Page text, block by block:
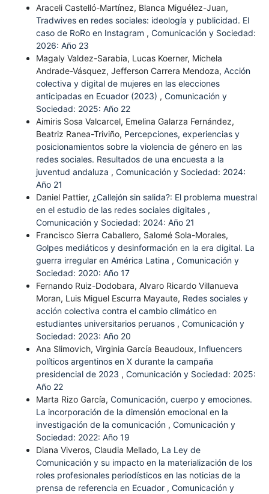
Araceli Castelló-Martínez, Blanca Miguélez-Juan,
Tradwives en redes sociales: ideología y publicidad. El
caso de RoRo en Instagram , Comunicación y Sociedad:
2026: Año 23
Magaly Valdez-Sarabia, Lucas Koerner, Michela
Andrade-Vásquez, Jefferson Carrera Mendoza, Acción
colectiva y digital de mujeres en las elecciones
anticipadas en Ecuador (2023) , Comunicación y
Sociedad: 2025: Año 22
Aimiris Sosa Valcarcel, Emelina Galarza Fernández,
Beatriz Ranea-Triviño, Percepciones, experiencias y
posicionamientos sobre la violencia de género en las
redes sociales. Resultados de una encuesta a la
juventud andaluza , Comunicación y Sociedad: 2024:
Año 21
Daniel Pattier, ¿Callejón sin salida?: El problema muestral
en el estudio de las redes sociales digitales ,
Comunicación y Sociedad: 2024: Año 21
Francisco Sierra Caballero, Salomé Sola-Morales,
Golpes mediáticos y desinformación en la era digital. La
guerra irregular en América Latina , Comunicación y
Sociedad: 2020: Año 17
Fernando Ruiz-Dodobara, Alvaro Ricardo Villanueva
Moran, Luis Miguel Escurra Mayaute, Redes sociales y
acción colectiva contra el cambio climático en
estudiantes universitarios peruanos , Comunicación y
Sociedad: 2023: Año 20
Ana Slimovich, Virginia García Beaudoux, Influencers
políticos argentinos en X durante la campaña
presidencial de 2023 , Comunicación y Sociedad: 2025:
Año 22
Marta Rizo García, Comunicación, cuerpo y emociones.
La incorporación de la dimensión emocional en la
investigación de la comunicación , Comunicación y
Sociedad: 2022: Año 19
Diana Viveros, Claudia Mellado, La Ley de
Comunicación y su impacto en la materialización de los
roles profesionales periodísticos en las noticias de la
prensa de referencia en Ecuador , Comunicación y